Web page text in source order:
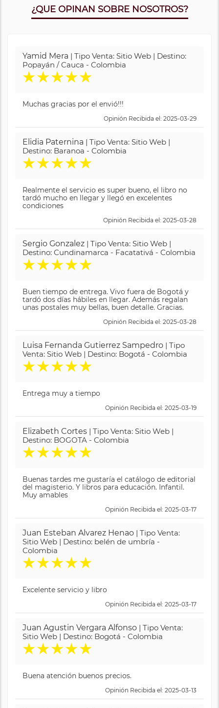
¿QUE OPINAN SOBRE NOSOTROS?
Yamid Mera | Tipo Venta: Sitio Web | Destino:
Popayán / Cauca - Colombia
★★★★★
Muchas gracias por el envió!!!
Opinión Recibida el: 2025-03-29
Elidia Paternina | Tipo Venta: Sitio Web |
Destino: Baranoa - Colombia
★★★★★
Realmente el servicio es super bueno, el libro no
tardó mucho en llegar y llegó en excelentes
condiciones
Opinión Recibida el: 2025-03-28
Sergio Gonzalez | Tipo Venta: Sitio Web |
Destino: Cundinamarca - Facatativá - Colombia
★★★★★
Buen tiempo de entrega. Vivo fuera de Bogotá y
tardó dos días hábiles en llegar. Además regalan
unas postales muy bellas, buen detalle. Gracias.
Opinión Recibida el: 2025-03-28
Luisa Fernanda Gutierrez Sampedro | Tipo
Venta: Sitio Web | Destino: Bogotá - Colombia
★★★★★
Entrega muy a tiempo
Opinión Recibida el: 2025-03-19
Elizabeth Cortes | Tipo Venta: Sitio Web |
Destino: BOGOTA - Colombia
★★★★★
Buenas tardes me gustaría el catálogo de editorial
del magisterio. Y libros para educación. Infantil.
Muy amables
Opinión Recibida el: 2025-03-17
Juan Esteban Alvarez Henao | Tipo Venta:
Sitio Web | Destino: belén de umbría -
Colombia
★★★★★
Excelente servicio y libro
Opinión Recibida el: 2025-03-17
Juan Agustin Vergara Alfonso | Tipo Venta:
Sitio Web | Destino: Bogotá - Colombia
★★★★★
Buena atención buenos precios.
Opinión Recibida el: 2025-03-13